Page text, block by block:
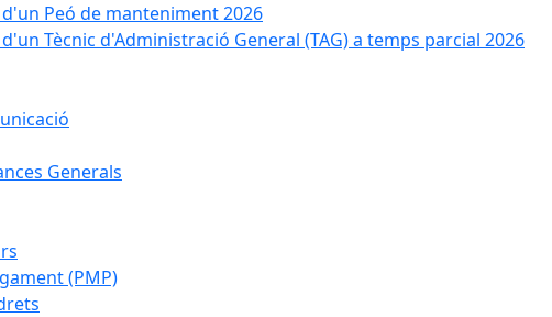
Peó de manteniment 2026
Tècnic d'Administració General (TAG) a temps parcial 2026
Generals
(PMP)